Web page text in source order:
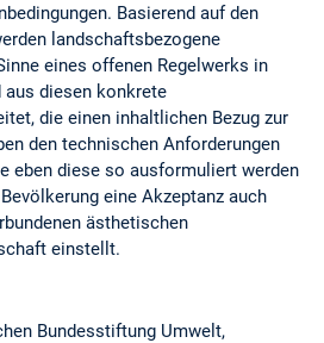
Basierend auf den
landschaftsbezogene
eines offenen Regelwerks in
diesen konkrete
die einen inhaltlichen Bezug zur
den technischen Anforderungen
eben diese so ausformuliert werden
eine Akzeptanz auch
ästhetischen
einstellt.
Bundesstiftung Umwelt,